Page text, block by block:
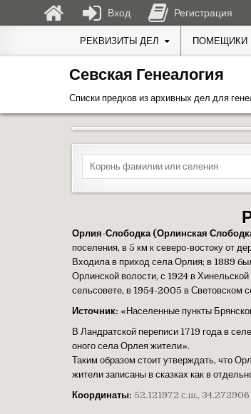
РЕКВИЗИТЫ ДЕЛ ПОМЕЩИКИ
Севская Генеалогия
Списки предков из архивных дел для
Search for:
Орлия-Слободка (Орлинская
поселения, в 5 км к северо-востоку от
Входила в приход села Орлия; в 1889
Орлинской волости, с 1924 в
сельсовете, в 1954-2005 в Световском
Источник: «Населенные пункты
В Ландратской переписи 1719 года в
оного села Орлея жители».
Таким образом стоит утверждать, что
жители записаны в сказках как в
Координаты: 52.121972 с.ш., 34.272906
Вход Регистрация